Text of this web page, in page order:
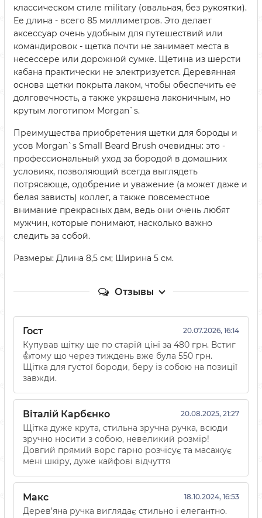
классическом стиле military (овальная, без рукоятки).
Ее длина - всего 85 миллиметров. Это делает
аксессуар очень удобным для путешествий или
командировок - щетка почти не занимает места в
несессере или дорожной сумке. Щетина из шерсти
кабана практически не электризуется. Деревянная
основа щетки покрыта лаком, чтобы обеспечить ее
долговечность, а также украшена лаконичным, но
крутым логотипом Morgan`s.
Преимущества приобретения щетки для бороды и
усов Morgan`s Small Beard Brush очевидны: это -
профессиональный уход за бородой в домашних
условиях, позволяющий всегда выглядеть
потрясающе, одобрение и уважение (а может даже и
белая зависть) коллег, а также повсеместное
внимание прекрасных дам, ведь они очень любят
мужчин, которые понимают, насколько важно
следить за собой.
Размеры: Длина 8,5 см; Ширина 5 см.
Отзывы
Гост 20.07.2026, 16:14
Купував щітку ще по старій ціні за 480 грн. Встиг
👍тому що через тиждень вже була 550 грн.
Щітка для густої бороди, беру із собою на позиції
завжди.
Віталій Карбєнко 20.08.2025, 21:27
Щітка дуже крута, стильна зручна ручка, всюди
зручно носити з собою, невеликий розмір!
Довгий прямий ворс гарно розчісує та масажує
мені шкіру, дуже кайфові відчуття
Макс 18.10.2024, 16:53
Дерев’яна ручка виглядає стильно і елегантно.